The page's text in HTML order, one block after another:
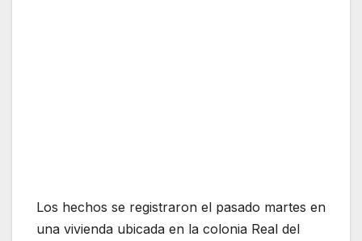
Los hechos se registraron el pasado martes en
una vivienda ubicada en la colonia Real del